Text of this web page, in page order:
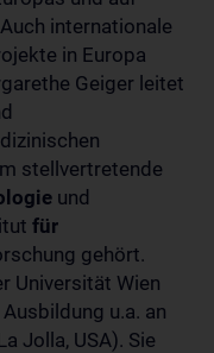
internationale
in Europa
Geiger leitet
stellvertretende
und
für
gehört.
Universität Wien
u.a. an
Jolla, USA). Sie